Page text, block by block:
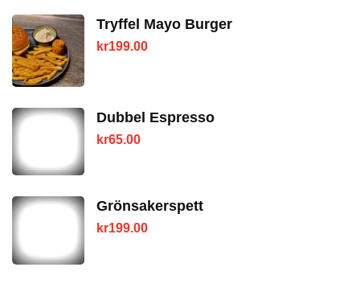
Tryffel Mayo Burger
kr199.00
Dubbel Espresso
kr65.00
Grönsakerspett
kr199.00